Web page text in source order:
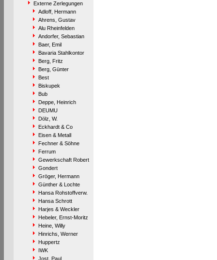
Externe Zerlegungen
Adloff, Hermann
Ahrens, Gustav
Alu Rheinfelden
Andorfer, Sebastian
Baer, Emil
Bavaria Stahlkontor
Berg, Fritz
Berg, Günter
Best
Biskupek
Bub
Deppe, Heinrich
DEUMU
Dölz, W.
Eckhardt & Co
Eisen & Metall
Fechner & Söhne
Ferrum
Gewerkschaft Robert
Gondert
Gröger, Hermann
Günther & Lochte
Hansa Rohstoffverw.
Hansa Schrott
Harjes & Weckler
Hebeler, Ernst-Moritz
Heine, Willy
Hinrichs, Werner
Huppertz
IWK
Jost, Paul